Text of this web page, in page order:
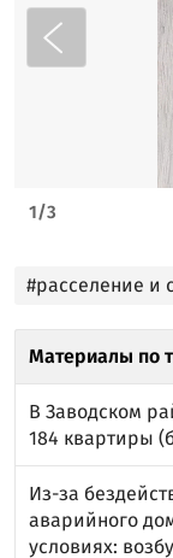
1/3
#расселение и
Материалы по
В Заводском
184 квартиры
Из-за
аварийного
условиях: